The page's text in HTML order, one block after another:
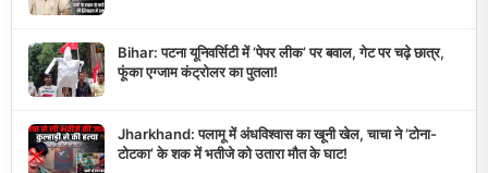
Bihar: पटना यूनिवर्सिटी में ‘पेपर लीक’ पर बवाल, गेट पर चढ़े छात्र,
फूंका एग्जाम कंट्रोलर का पुतला!
Jharkhand: पलामू में अंधविश्वास का खूनी खेल, चाचा ने ‘टोना-
टोटका’ के शक में भतीजे को उतारा मौत के घाट!